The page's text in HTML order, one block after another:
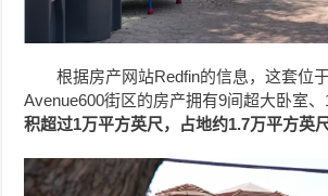
根据房产网站Redfin的信息，这套位
Avenue600街区的房产拥有9间超大卧室
积超过1万平方英尺，占地约1.7万平方英